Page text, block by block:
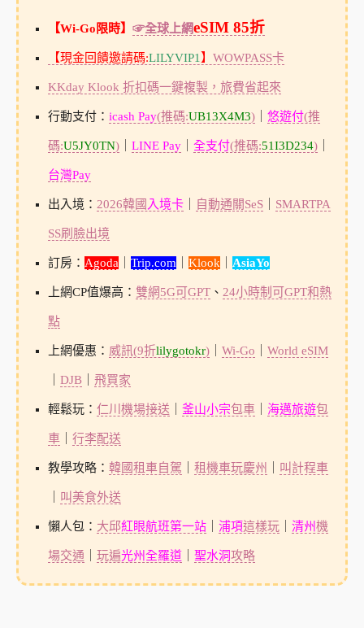
【Wi-Go限時】 ☞全球上網eSIM 85折
【現金回饋邀請碼:LILYVIP1 】 WOWPASS卡
KKday Klook 折扣碼一鍵複製，旅費省起來
行動支付： icash Pay(推碼:UB13X4M3)｜ 悠遊付(推
碼:U5JY0TN)｜ LINE Pay｜ 全支付(推碼:51I3D234)｜
台灣Pay
出入境： 2026韓國 入境卡｜ 自動通關SeS｜ SMARTPA
SS刷臉出境
訂房： Agoda Trip.com Klook AsiaYo
上網CP值爆高： 雙網5G可GPT、 24小時制可GPT和熱
點
上網優惠： 威訊(9折lilygotokr)｜ Wi-Go World eSIM
DJB｜ 飛買家
輕鬆玩： 仁川機場接送 釜山小宗包車｜ 海邁旅遊包
車｜ 行李配送
教學攻略： 韓國租車自駕 租機車玩慶州 叫計程車
叫美食外送
懶人包： 大邱紅眼航班第一站｜ 浦項這樣玩｜ 清州機
場交通 玩遍光州全羅道｜ 聖水洞攻略